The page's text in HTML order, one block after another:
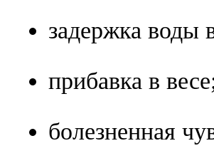
задержка воды
прибавка в
болезненная